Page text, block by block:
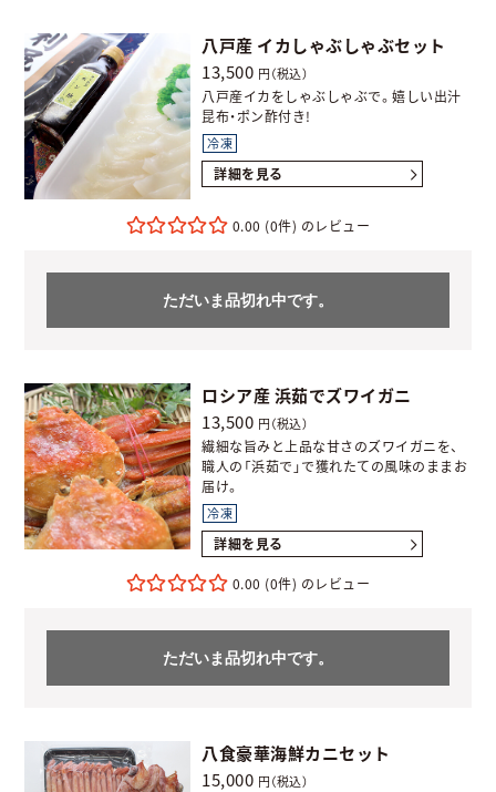
八戸産 イカしゃぶしゃぶセット
13,500 円（税込）
八戸産イカをしゃぶしゃぶで。嬉しい出汁
昆布・ポン酢付き!
冷凍
詳細を見る
0.00 (0件)
ただいま品切れ中です。
ロシア産 浜茹でズワイガニ
13,500 円（税込）
繊細な旨みと上品な甘さのズワイガニを、
職人の「浜茹で」で獲れたての風味のままお
届け。
冷凍
詳細を見る
0.00 (0件)
ただいま品切れ中です。
八食豪華海鮮カニセット
15,000 円（税込）